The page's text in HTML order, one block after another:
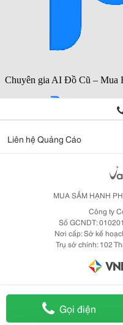
Gọi điện
Liên hệ Quảng Cáo
MUA SẮM HẠNH
Công ty
Số GCNDT:
Nơi cấp: Sở kế
Trụ sở chính: 102